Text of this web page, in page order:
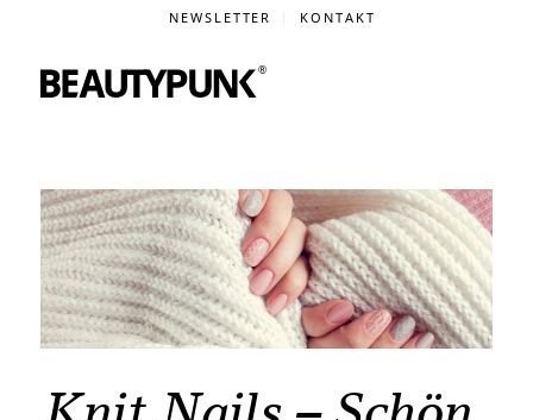
NEWSLETTER KONTAKT